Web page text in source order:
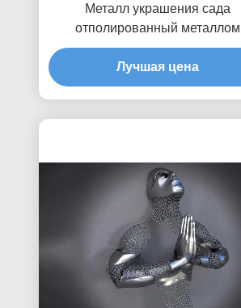
Металл украшения сада
отполированный металлом
большой на открытом
ваяет скульптуру падения
Лучшая цена